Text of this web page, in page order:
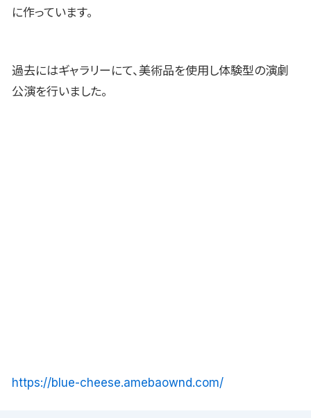
に作っています。
過去にはギャラリーにて、美術品を使用し体験型の演劇
公演を行いました。
https://blue-cheese.amebaownd.com/